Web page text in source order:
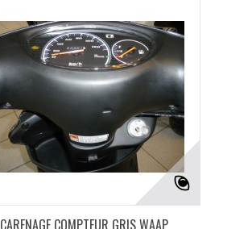
CARENAGE COMPTEUR GRIS WAAP